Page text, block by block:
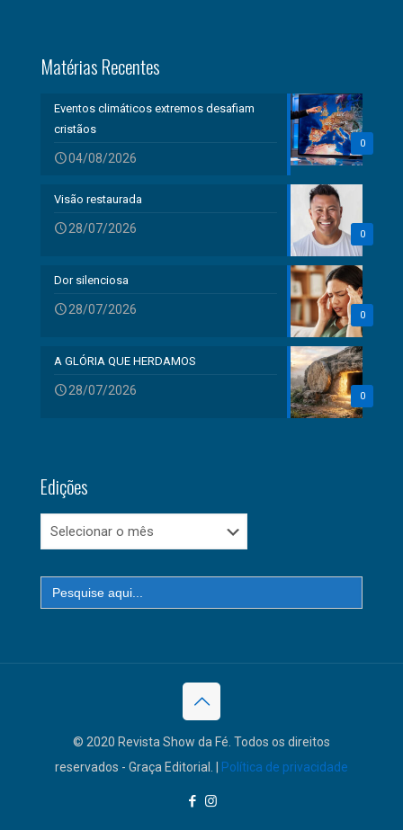
Matérias Recentes
0
Eventos climáticos extremos desafiam
cristãos
04/08/2026
0
Visão restaurada
28/07/2026
0
Dor silenciosa
28/07/2026
0
A GLÓRIA QUE HERDAMOS
28/07/2026
Edições
Edições
Search
for:
© 2020 Revista Show da Fé. Todos os direitos
reservados - Graça Editorial. |
Política de privacidade